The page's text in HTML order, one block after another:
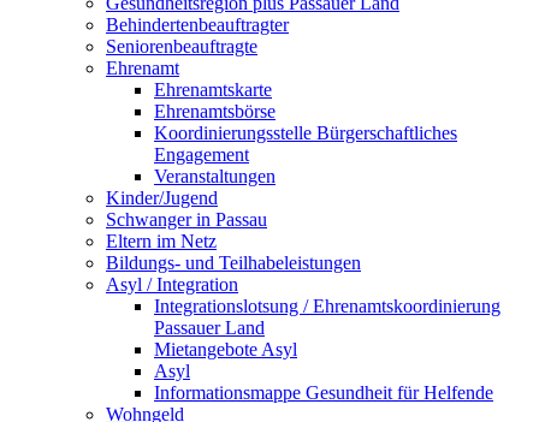
Behindertenbeauftragter
Seniorenbeauftragte
Ehrenamt
Ehrenamtskarte
Ehrenamtsbörse
Koordinierungsstelle Bürgerschaftliches
Engagement
Veranstaltungen
Kinder/Jugend
Schwanger in Passau
Eltern im Netz
Bildungs- und Teilhabeleistungen
Asyl / Integration
Integrationslotsung / Ehrenamtskoordinierung
Passauer Land
Mietangebote Asyl
Asyl
Informationsmappe Gesundheit für Helfende
Wohngeld